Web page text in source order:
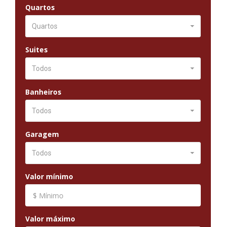
Quartos
Quartos
Suites
Todos
Banheiros
Todos
Garagem
Todos
Valor mínimo
Valor máximo